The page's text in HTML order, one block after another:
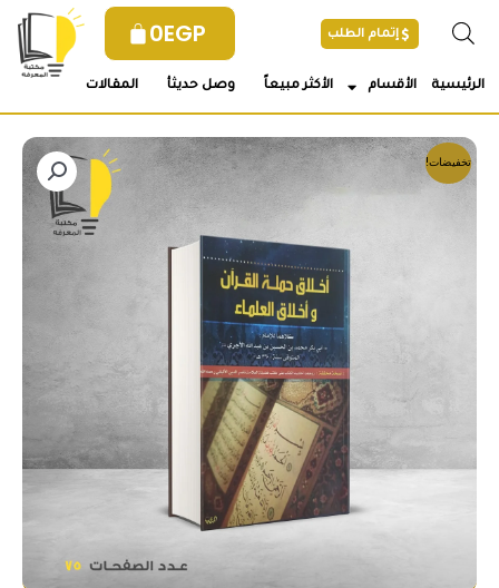
0EGP إتمام الطلب
الرئيسية الأقسام الأكثر مبيعاً وصل حديثأ المقالات
تخفيضات!